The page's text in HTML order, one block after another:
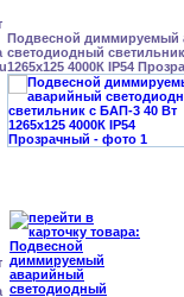
Подвесной диммируемый
светодиодный
1265x125 4000К IP54